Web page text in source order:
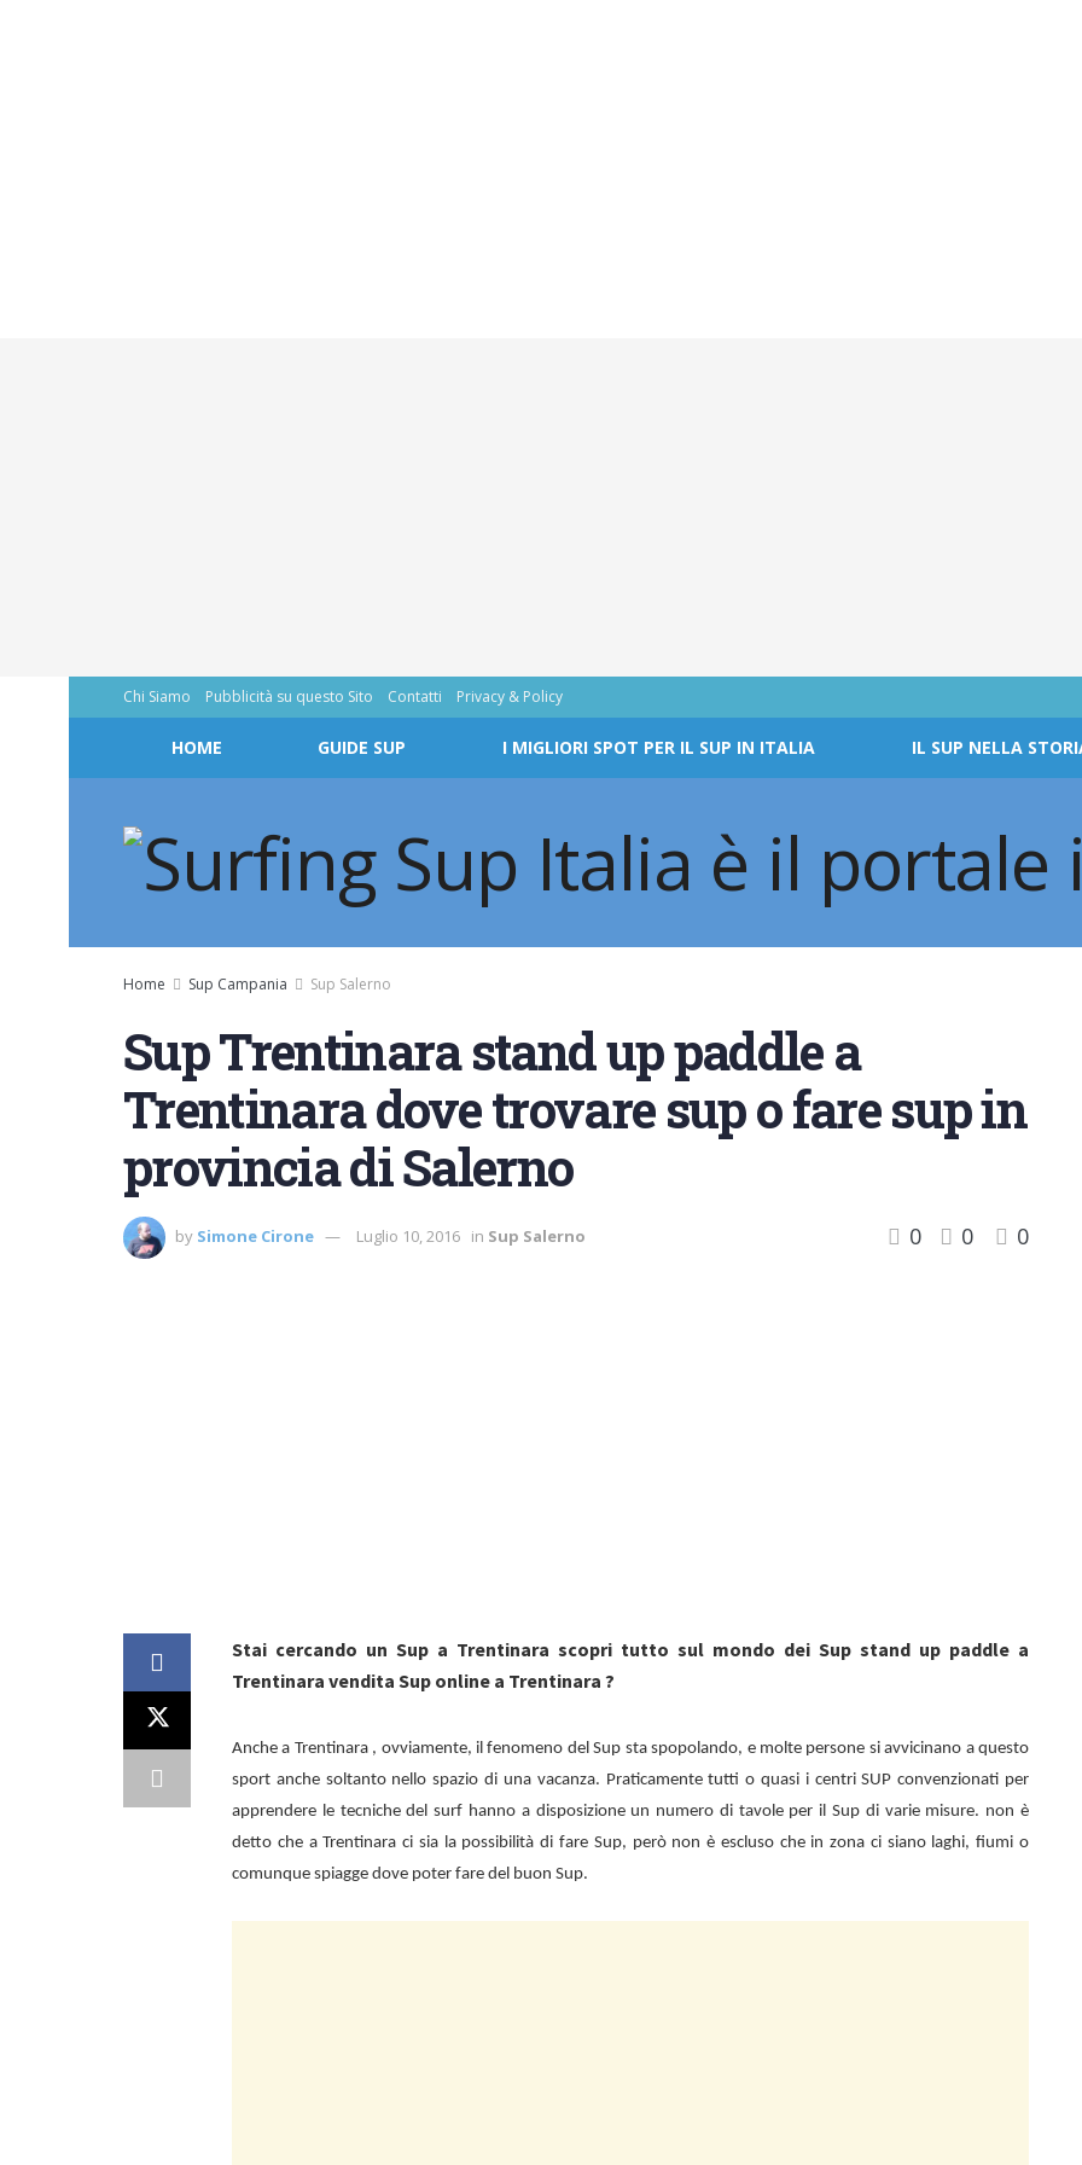
Chi Siamo Pubblicità su questo Sito Contatti Privacy & Policy
HOME GUIDE SUP I MIGLIORI SPOT PER IL SUP IN ITALIA IL SUP NELLA
Home Sup Campania Sup Salerno
Sup Trentinara stand up paddle a
Trentinara dove trovare sup o fare sup in
provincia di Salerno
by Simone Cirone Luglio 10, 2016 in Sup Salerno 0 0 0
Stai cercando un Sup a Trentinara scopri tutto sul mondo dei Sup stand up paddle a
Trentinara vendita Sup online a Trentinara ?
Anche a Trentinara , ovviamente, il fenomeno del Sup sta spopolando, e molte persone si avvicinano a questo
sport anche soltanto nello spazio di una vacanza. Praticamente tutti o quasi i centri SUP convenzionati per
apprendere le tecniche del surf hanno a disposizione un numero di tavole per il Sup di varie misure. non è
detto che aTrentinara ci sia la possibilità di fare Sup, però non è escluso che in zona ci siano laghi, fiumi o
comunque spiagge dove poter fare del buon Sup.